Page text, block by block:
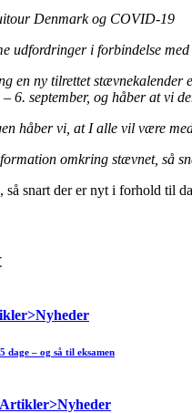
Denmark og COVID-19
udfordringer i forbindelse
en ny tilrettet
6. september, og håber at vi
håber vi, at I alle vil være
omkring stævnet, så
snart der er nyt i forhold til
dage – og så til eksamen